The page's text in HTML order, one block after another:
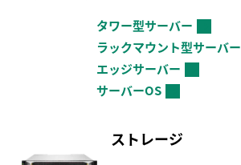
タワー型サーバー
ラックマウント型サーバー
エッジサーバー
サーバーOS
ストレージ